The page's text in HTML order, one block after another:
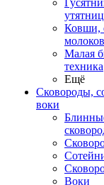
Ковши,
Малая
техника
Ещё
Сковороды,
воки
Воки